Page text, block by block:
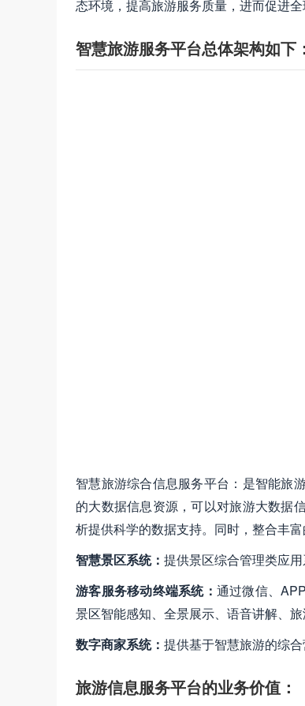
态环境，提高旅游服务质量，进而促进全
智慧旅游服务平台总体架构如下：
智慧旅游综合信息服务平台：是智能旅
的大数据信息资源，可以对旅游大数据
析提供科学的数据支持。同时，整合丰
智慧景区系统： 提供景区综合管理类应
游客服务移动终端系统： 通过微信、
景区智能感知、全景展示、语音讲解、
数字商家系统： 提供基于智慧旅游的综
旅游信息服务平台的业务价值：